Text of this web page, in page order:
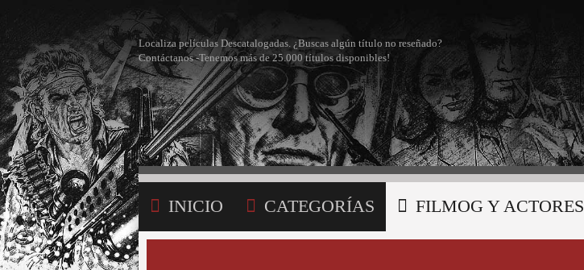
Localiza películas Descatalogadas. ¿Buscas algún título no reseñado?
Contáctanos -Tenemos más de 25.000 títulos disponibles!
INICIO CATEGORÍAS FILMOG Y ACTORES